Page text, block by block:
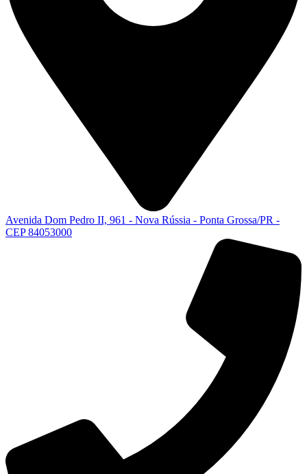
Avenida Dom Pedro II, 961 - Nova Rússia - Ponta Grossa/PR -
CEP 84053000